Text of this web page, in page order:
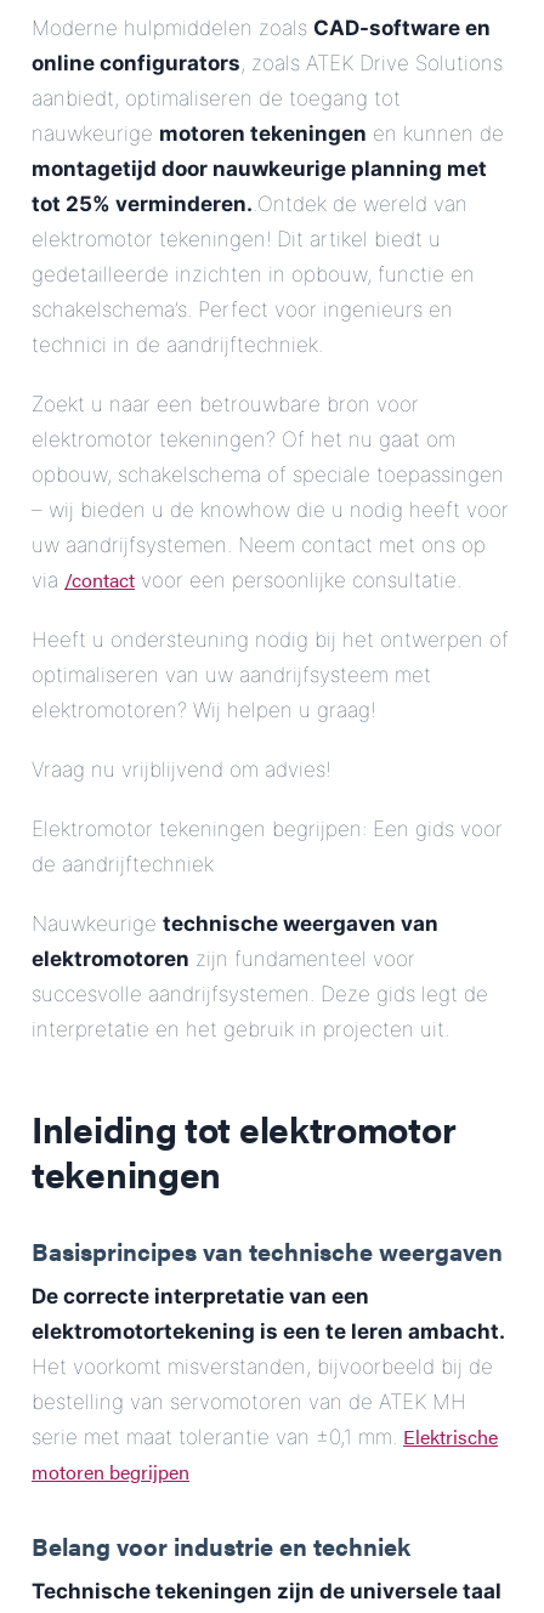
Moderne hulpmiddelen zoals CAD-software en
online configurators, zoals ATEK Drive Solutions
aanbiedt, optimaliseren de toegang tot
nauwkeurige motoren tekeningen en kunnen de
montagetijd door nauwkeurige planning met
tot 25% verminderen..Ontdek de wereld van
elektromotor tekeningen! Dit artikel biedt u
gedetailleerde inzichten in opbouw, functie en
schakelschema’s. Perfect voor ingenieurs en
technici in de aandrijftechniek.
Zoekt u naar een betrouwbare bron voor
elektromotor tekeningen? Of het nu gaat om
opbouw, schakelschema of speciale toepassingen
– wij bieden u de knowhow die u nodig heeft voor
uw aandrijfsystemen. Neem contact met ons op
via /contact voor een persoonlijke consultatie.
Heeft u ondersteuning nodig bij het ontwerpen of
optimaliseren van uw aandrijfsysteem met
elektromotoren? Wij helpen u graag!
Vraag nu vrijblijvend om advies!
Elektromotor tekeningen begrijpen: Een gids voor
de aandrijftechniek
Nauwkeurige technische weergaven van
elektromotoren zijn fundamenteel voor
succesvolle aandrijfsystemen. Deze gids legt de
interpretatie en het gebruik in projecten uit.
Inleiding totelektromotor
tekeningen
Basisprincipes van technische weergaven
De correcte interpretatie van een
elektromotortekening is een te leren ambacht.
Het voorkomt misverstanden, bijvoorbeeld bij de
bestelling van servomotoren van de ATEK MH
serie met maat tolerantie van ±0,1 mm. Elektrische
motoren begrijpen
Belang voor industrie en techniek
Technische tekeningen zijn de universele taal